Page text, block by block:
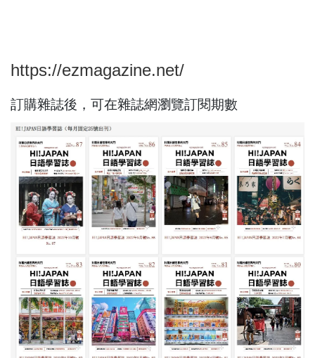
https://ezmagazine.net/
訂購雜誌後，可在雜誌網瀏覽訂閱期數